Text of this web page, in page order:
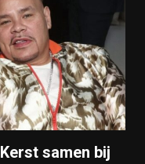
samen bij